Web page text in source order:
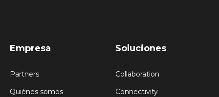
Empresa
Partners
Quiénes somos
Soluciones
Collaboration
Connectivity